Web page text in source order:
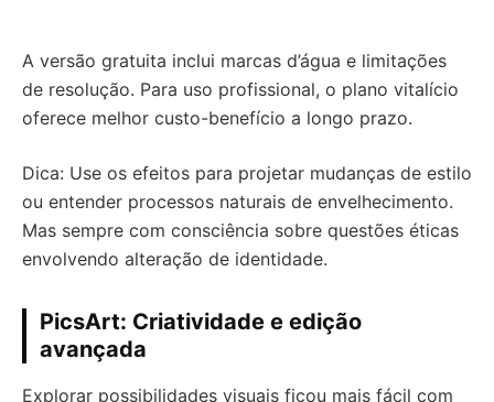
A versão gratuita inclui marcas d’água e limitações
de resolução. Para uso profissional, o plano vitalício
oferece melhor custo-benefício a longo prazo.
Dica: Use os efeitos para projetar mudanças de estilo
ou entender processos naturais de envelhecimento.
Mas sempre com consciência sobre questões éticas
envolvendo alteração de identidade.
PicsArt: Criatividade e edição
avançada
Explorar possibilidades visuais ficou mais fácil com